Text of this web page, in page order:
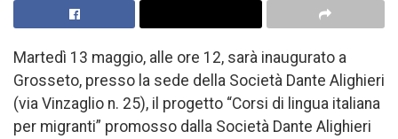
Martedì 13 maggio, alle ore 12, sarà inaugurato a
Grosseto, presso la sede della Società Dante Alighieri
(via Vinzaglio n. 25), il progetto “Corsi di lingua italiana
per migranti” promosso dalla Società Dante Alighieri